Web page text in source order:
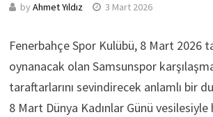
by Ahmet Yıldız 3 Mart 2026
Fenerbahçe Spor Kulübü, 8 Mart 2026
oynanacak olan Samsunspor
taraftarlarını sevindirecek anlamlı bir
8 Mart Dünya Kadınlar Günü